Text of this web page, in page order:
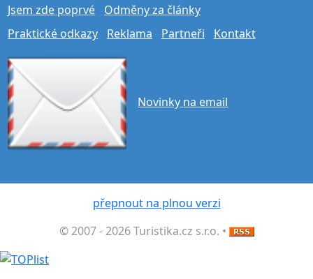
Jsem zde poprvé
Odměny za články
Praktické odkazy
Reklama Partneři Kontakt
Novinky na email
přepnout na plnou verzi
© 2007 - 2026 Turistika.cz s.r.o. •